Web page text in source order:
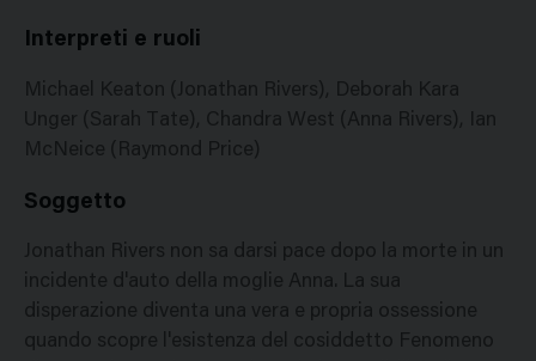
Interpreti e ruoli
Michael Keaton (Jonathan Rivers), Deborah Kara
Unger (Sarah Tate), Chandra West (Anna Rivers), Ian
McNeice (Raymond Price)
Soggetto
Jonathan Rivers non sa darsi pace dopo la morte in un
incidente d'auto della moglie Anna. La sua
disperazione diventa una vera e propria ossessione
quando scopre l'esistenza del cosiddetto Fenomeno